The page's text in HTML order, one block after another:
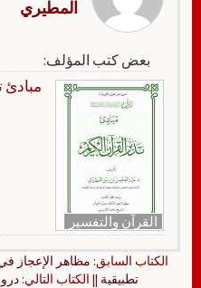
المطيري
بعض كتب المؤلف:
القرآن والتفسير
مبادئ
الكتاب السابق: مظاهر الإعجاز
تطبيقية || الكتاب التالي: